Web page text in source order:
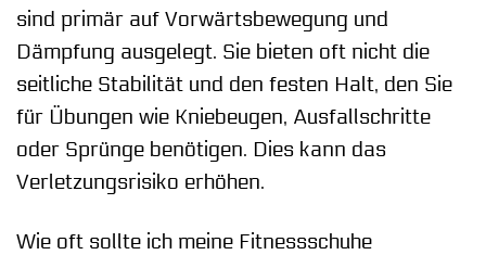
sind primär auf Vorwärtsbewegung und
Dämpfung ausgelegt. Sie bieten oft nicht die
seitliche Stabilität und den festen Halt, den Sie
für Übungen wie Kniebeugen, Ausfallschritte
oder Sprünge benötigen. Dies kann das
Verletzungsrisiko erhöhen.
Wie oft sollte ich meine Fitnessschuhe